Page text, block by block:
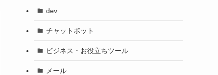
dev
チャットボット
ビジネス・お役立ちツール
メール